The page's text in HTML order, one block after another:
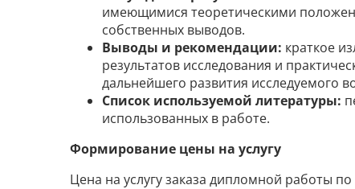
имеющимися теоретическими
собственных выводов.
Выводы и рекомендации: краткое
результатов исследования и
дальнейшего развития исследуемого
Список используемой литературы:
использованных в работе.
Формирование цены на услугу
Цена на услугу заказа дипломной работы